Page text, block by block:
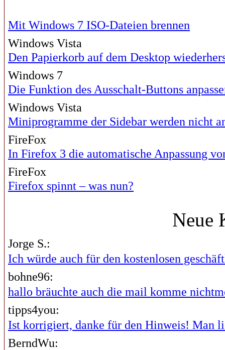
Mit Windows 7 ISO-Dateien brennen
Windows Vista
Den Papierkorb auf dem Desktop
Windows 7
Die Funktion des Ausschalt-Buttons
Windows Vista
Miniprogramme der Sidebar werden nicht
FireFox
In Firefox 3 die automatische Anpassung
FireFox
Firefox spinnt – was nun?
Neue
Jorge S.:
Ich würde auch für den kostenlosen
bohne96:
hallo bräuchte auch die mail komme
tipps4you:
Ist korrigiert, danke für den Hinweis! Man
BerndWu: